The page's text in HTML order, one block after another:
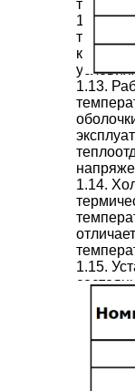
тип ТЭН.
1.12.
когда
1.13.
1.14.
1.15.
1.16.
–